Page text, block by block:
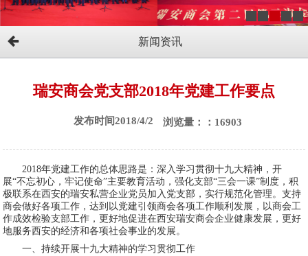
新闻资讯
瑞安商会党支部2018年党建工作要点
发布时间2018/4/2 浏览量：：16903
2018年党建工作的总体思路是：深入学习贯彻十九大精神，开
展“不忘初心，牢记使命”主要教育活动，强化支部“三会一课”制度，积
极联系在西安的瑞安私营企业党员加入党支部，实行规范化管理。支持
商会做好各项工作，达到以党建引领商会各项工作顺利发展，以商会工
作成效检验支部工作，更好地促进在西安瑞安商会企业健康发展，更好
地服务西安的经济和各项社会事业的发展。
一、持续开展十九大精神的学习贯彻工作